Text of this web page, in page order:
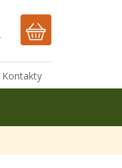
NÁKUPNÍ
Kontakty